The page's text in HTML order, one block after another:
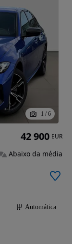
1 / 6
Automática
42 900 EUR
Abaixo da média